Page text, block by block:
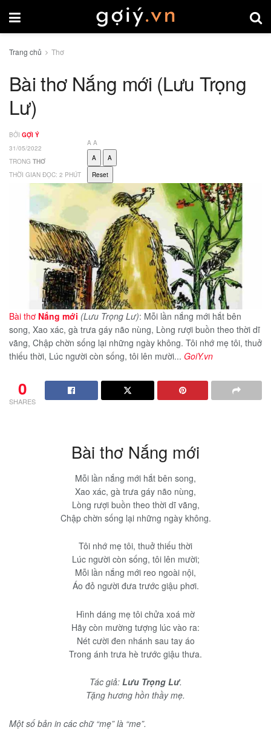
Trang chủ Thơ
Bài thơ Nắng mới (Lưu Trọng
Lư)
BỞI GỢI Ý
31/05/2022
TRONG THƠ
THỜI GIAN ĐỌC: 2 PHÚT
A A
A
A
Reset
Bài thơ Nắng mới (Lưu Trọng Lư): Mỗi lần nắng mới hắt bên
song, Xao xác, gà trưa gáy não nùng, Lòng rượi buồn theo thời dĩ
vãng, Chập chờn sống lại những ngày không. Tôi nhớ mẹ tôi, thuở
thiếu thời, Lúc người còn sống, tôi lên mười... GoiY.vn
0
SHARES
Bài thơ Nắng mới
Mỗi lần nắng mới hắt bên song,
Xao xác, gà trưa gáy não nùng,
Lòng rượi buồn theo thời dĩ vãng,
Chập chờn sống lại những ngày không.
Tôi nhớ mẹ tôi, thuở thiếu thời
Lúc người còn sống, tôi lên mười;
Mỗi lần nắng mới reo ngoài nội,
Áo đỏ người đưa trước giậu phơi.
Hình dáng mẹ tôi chửa xoá mờ
Hãy còn mường tượng lúc vào ra:
Nét cười đen nhánh sau tay áo
Trong ánh trưa hè trước giậu thưa.
Tác giả: Lưu Trọng Lư.
Tặng hương hồn thầy mẹ.
Một số bản in các chữ “mẹ” là “me”.